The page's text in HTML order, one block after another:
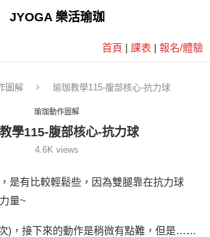
JYOGA 樂活瑜珈
首頁 | 課表 | 報名/體驗
圖解 瑜珈教學115-腹部核心-抗力球
瑜珈動作圖解
學115-腹部核心-抗力球
4.6K views
是有比較輕鬆些，因為雙腿靠在抗力球
量~
)，接下來的動作是稍微有點難，但是……